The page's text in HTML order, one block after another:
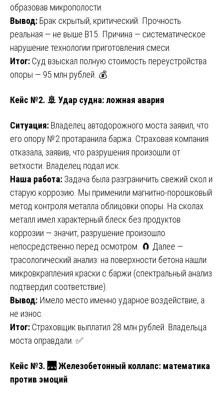
образовав микрополости.
Вывод: Брак скрытый, критический. Прочность
реальная — не выше B15. Причина — систематическое
нарушение технологии приготовления смеси.
Итог: Суд взыскал полную стоимость переустройства
опоры — 95 млн рублей. 💰
Кейс №2. 🚢 Удар судна: ложная авария
Ситуация: Владелец автодорожного моста заявил, что
его опору №2 протаранила баржа. Страховая компания
отказала, заявив, что разрушения произошли от
ветхости. Владелец подал иск.
Наша работа: Задача была разграничить свежий скол и
старую коррозию. Мы применили магнитно-порошковый
метод контроля металла облицовки опоры. На сколах
металл имел характерный блеск без продуктов
коррозии — значит, разрушение произошло
непосредственно перед осмотром. 🧲 Далее —
трасологический анализ: на поверхности бетона нашли
микровкрапления краски с баржи (спектральный анализ
подтвердил соответствие).
Вывод: Имело место именно ударное воздействие, а
не износ.
Итог: Страховщик выплатил 28 млн рублей. Владельца
моста оправдали. ✅
Кейс №3. 🌉 Железобетонный коллапс: математика
против эмоций